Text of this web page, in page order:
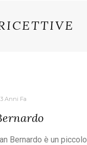
Anni Fa
Bernardo è un piccolo